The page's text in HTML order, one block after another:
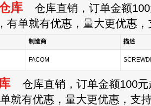
库 仓库直销，订单金额
有单就有优惠，量大更优惠
制造商
描述
FACOM
仓库直销，订单金额100元
就有优惠，量大更优惠，支